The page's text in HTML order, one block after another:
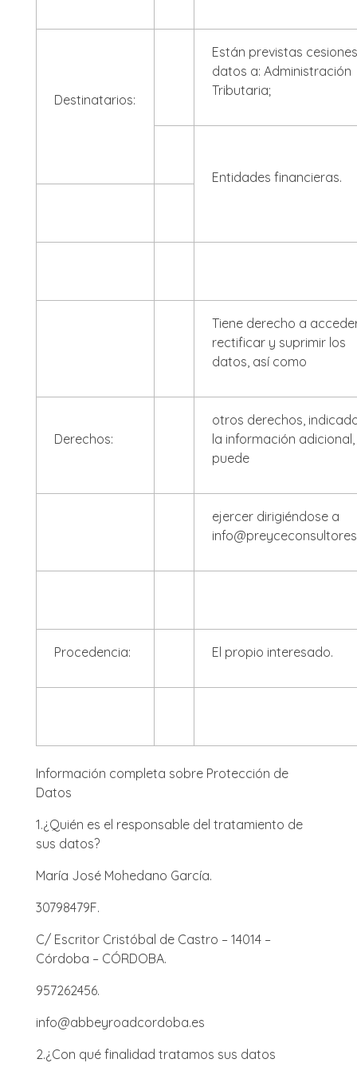
Destinatarios:
Están previstas
datos a: Administración
Tributaria;
Entidades financieras.
Tiene derecho a
rectificar y suprimir los
datos, así como
Derechos:
otros derechos,
la información
puede
ejercer dirigiéndose a
Procedencia: El propio interesado.
Información completa sobre Protección de
Datos
1.¿Quién es el responsable del tratamiento de
sus datos?
María José Mohedano García.
30798479F.
C/ Escritor Cristóbal de Castro – 14014 –
Córdoba – CÓRDOBA.
957262456.
info@abbeyroadcordoba.es
2.¿Con qué finalidad tratamos sus datos